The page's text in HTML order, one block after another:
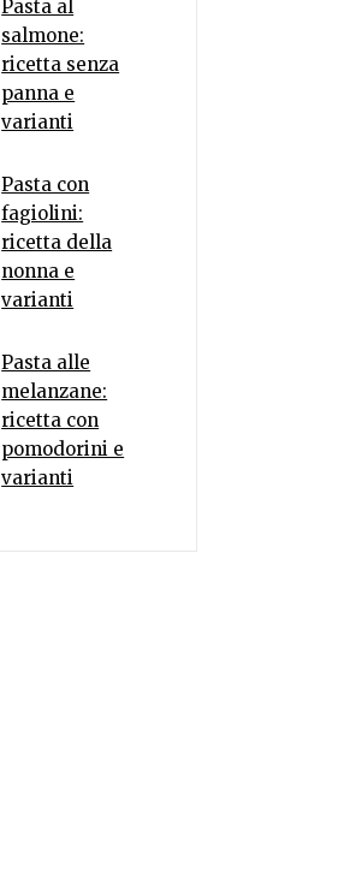
Pasta al
salmone:
ricetta senza
panna e
varianti
Pasta con
fagiolini:
ricetta della
nonna e
varianti
Pasta alle
melanzane:
ricetta con
pomodorini e
varianti